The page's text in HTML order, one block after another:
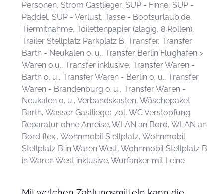
Personen, Strom Gastlieger, SUP - Finne, SUP -
Paddel, SUP - Verlust, Tasse - Bootsurlaub.de,
Tiermitnahme, Toilettenpapier (2lagig, 8 Rollen),
Trailer Stellplatz Parkplatz B, Transfer, Transfer
Barth - Neukalen o. u., Transfer Berlin Flughafen >
Waren o.u., Transfer inklusive, Transfer Waren -
Barth o. u., Transfer Waren - Berlin o. u., Transfer
Waren - Brandenburg o. u., Transfer Waren -
Neukalen o. u., Verbandskasten, Wäschepaket
Barth, Wasser Gastlieger 70l, WC Verstopfung
Reparatur ohne Anreise, WLAN an Bord, WLAN an
Bord flex., Wohnmobil Stellplatz, Wohnmobil
Stellplatz B in Waren West, Wohnmobil Stellplatz B
in Waren West inklusive, Wurfanker mit Leine